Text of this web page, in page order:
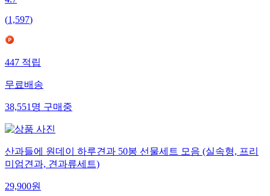
(1,597)
447 적립
무료배송
38,551 명 구매중
산과들에 원데이 하루견과 50봉 선물세트 모음 (실속형, 프리
미엄견과, 견과류세트)
29,900원